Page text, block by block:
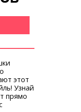
этот
Узнай
прямо